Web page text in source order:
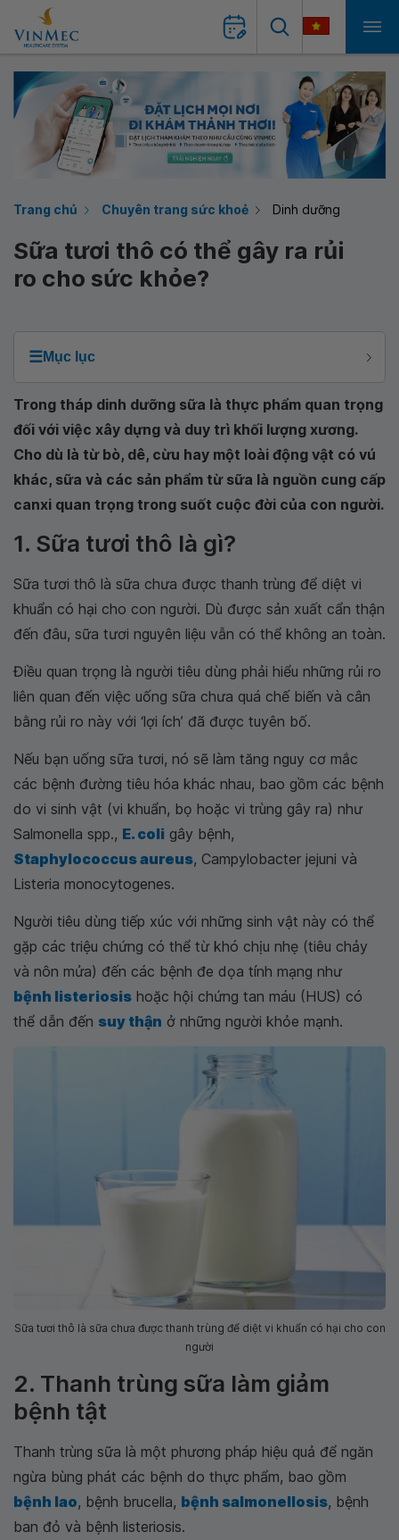
Trang chủ Chuyên trang sức khoẻ Dinh dưỡng
Sữa tươi thô có thể gây ra rủi
ro cho sức khỏe?
☰Mục lục
Trong tháp dinh dưỡng sữa là thực phẩm quan trọng
đối với việc xây dựng và duy trì khối lượng xương.
Cho dù là từ bò, dê, cừu hay một loài động vật có vú
khác, sữa và các sản phẩm từ sữa là nguồn cung cấp
canxi quan trọng trong suốt cuộc đời của con người.
1. Sữa tươi thô là gì?
Sữa tươi thô là sữa chưa được thanh trùng để diệt vi
khuẩn có hại cho con người. Dù được sản xuất cẩn thận
đến đâu, sữa tươi nguyên liệu vẫn có thể không an toàn.
Điều quan trọng là người tiêu dùng phải hiểu những rủi ro
liên quan đến việc uống sữa chưa quá chế biến và cân
bằng rủi ro này với ‘lợi ích’ đã được tuyên bố.
Nếu bạn uống sữa tươi, nó sẽ làm tăng nguy cơ mắc
các bệnh đường tiêu hóa khác nhau, bao gồm các bệnh
do vi sinh vật (vi khuẩn, bọ hoặc vi trùng gây ra) như
Salmonella spp., E. coli gây bệnh,
Staphylococcus aureus, Campylobacter jejuni và
Listeria monocytogenes.
Người tiêu dùng tiếp xúc với những sinh vật này có thể
gặp các triệu chứng có thể từ khó chịu nhẹ (tiêu chảy
và nôn mửa) đến các bệnh đe dọa tính mạng như
bệnh listeriosis hoặc hội chứng tan máu (HUS) có
thể dẫn đến suy thận ở những người khỏe mạnh.
Sữa tươi thô là sữa chưa được thanh trùng để diệt vi khuẩn có hại cho con
người
2. Thanh trùng sữa làm giảm
bệnh tật
Thanh trùng sữa là một phương pháp hiệu quả để ngăn
ngừa bùng phát các bệnh do thực phẩm, bao gồm
bệnh lao, bệnh brucella, bệnh salmonellosis, bệnh
ban đỏ và bệnh listeriosis.